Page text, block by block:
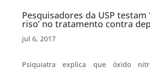
Pesquisadores da USP testam
riso’ no tratamento contra
jul 6, 2017
Psiquiatra explica que óxido